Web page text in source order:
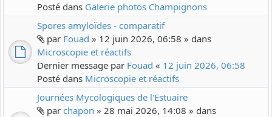
Posté dans Galerie photos Champignons
Spores amyloïdes - comparatif
par Fouad » 12 juin 2026, 06:58 » dans
Microscopie et réactifs
Dernier message par Fouad « 12 juin 2026, 06:58
Posté dans Microscopie et réactifs
Journées Mycologiques de l'Estuaire
par chapon » 28 mai 2026, 14:08 » dans